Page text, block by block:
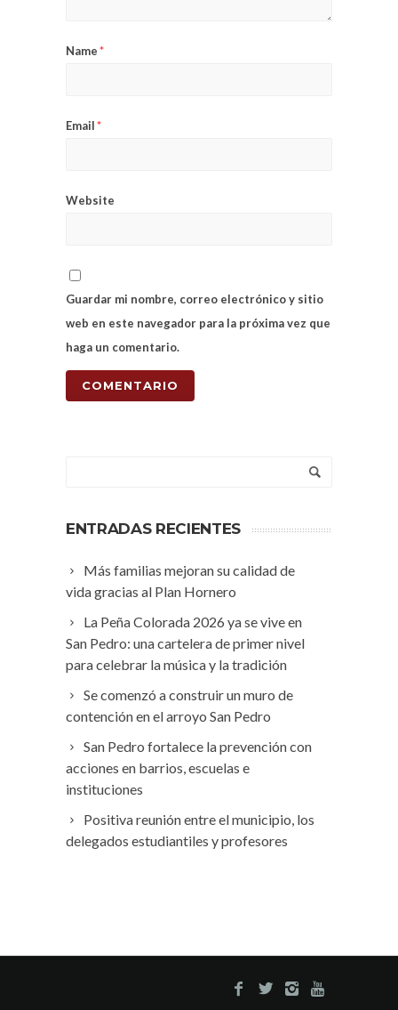
Name*
Email*
Website
Guardar mi nombre, correo electrónico y sitio
web en este navegador para la próxima vez que
haga un comentario.
ENTRADAS RECIENTES
Más familias mejoran su calidad de
vida gracias al Plan Hornero
La Peña Colorada 2026 ya se vive en
San Pedro: una cartelera de primer nivel
para celebrar la música y la tradición
Se comenzó a construir un muro de
contención en el arroyo San Pedro
San Pedro fortalece la prevención con
acciones en barrios, escuelas e
instituciones
Positiva reunión entre el municipio, los
delegados estudiantiles y profesores